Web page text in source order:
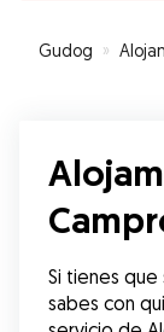
Gudog »
Si tienes que
sabes con